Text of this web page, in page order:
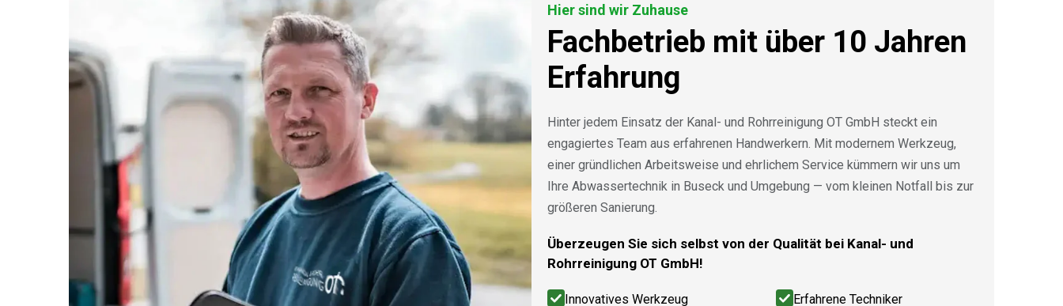
Hier sind wir Zuhause
Fachbetrieb mit über 10 Jahren
Erfahrung
Hinter jedem Einsatz der Kanal- und Rohrreinigung OT GmbH steckt ein
engagiertes Team aus erfahrenen Handwerkern. Mit modernem Werkzeug,
einer gründlichen Arbeitsweise und ehrlichem Service kümmern wir uns um
Ihre Abwassertechnik in Buseck und Umgebung — vom kleinen Notfall bis zur
größeren Sanierung.
Überzeugen Sie sich selbst von der Qualität bei Kanal- und
Rohrreinigung OT GmbH!
Innovatives Werkzeug Erfahrene Techniker